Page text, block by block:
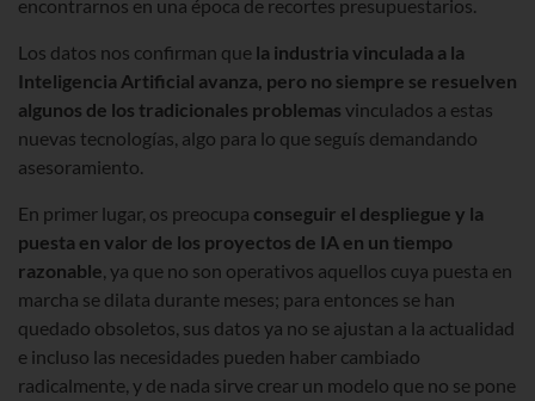
encontrarnos en una época de recortes presupuestarios.
Los datos nos confirman que la industria vinculada a la
Inteligencia Artificial avanza, pero no siempre se resuelven
algunos de los tradicionales problemas vinculados a estas
nuevas tecnologías, algo para lo que seguís demandando
asesoramiento.
En primer lugar, os preocupa conseguir el despliegue y la
puesta en valor de los proyectos de IA en un tiempo
razonable, ya que no son operativos aquellos cuya puesta en
marcha se dilata durante meses; para entonces se han
quedado obsoletos, sus datos ya no se ajustan a la actualidad
e incluso las necesidades pueden haber cambiado
radicalmente, y de nada sirve crear un modelo que no se pone